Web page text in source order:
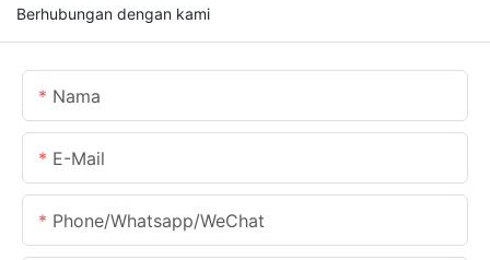
Berhubungan dengan kami
Nama
E-Mail
Phone/Whatsapp/WeChat